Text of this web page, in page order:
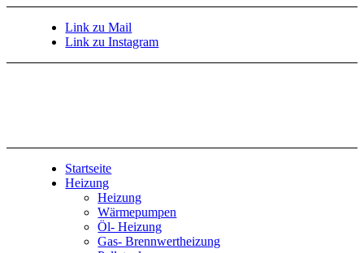
Link zu Mail
Link zu Instagram
Startseite
Heizung
Heizung
Wärmepumpen
Öl- Heizung
Gas- Brennwertheizung